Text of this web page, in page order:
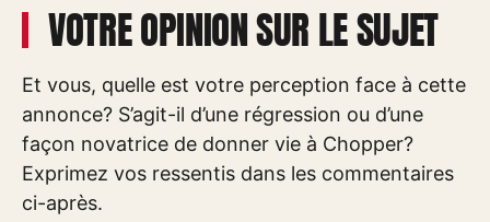
VOTRE OPINION SUR LE SUJET
Et vous, quelle est votre perception face à cette
annonce? S’agit-il d’une régression ou d’une
façon novatrice de donner vie à Chopper?
Exprimez vos ressentis dans les commentaires
ci-après.